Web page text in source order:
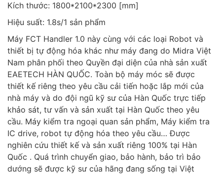
Kích thước: 1800*2100*2300 [mm]
Hiệu suất: 1.8s/1 sản phẩm
Máy FCT Handler 1.0 này cùng với các loại Robot và
thiết bị tự động hóa khác như máy đang do Midra Việt
Nam phân phối theo Quyền đại diện của nhà sản xuất
EAETECH HÀN QUỐC. Toàn bộ máy móc sẽ được
thiết kế riêng theo yêu cầu cải tiến hoặc lắp mới của
nhà máy và do đội ngũ kỹ sư của Hàn Quốc trực tiếp
khảo sát, tư vấn và sản xuất tại Hàn Quốc theo yêu
cầu. Máy kiểm tra ngoại quan sản phẩm, Máy kiểm tra
IC drive, robot tự động hóa theo yêu cầu… Được
nghiên cứu thiết kế và sản xuất riêng 100% tại Hàn
Quốc . Quá trình chuyển giao, bảo hành, bảo trì bảo
dướng sẽ được kỹ sư của hãng đang sống tại Việt